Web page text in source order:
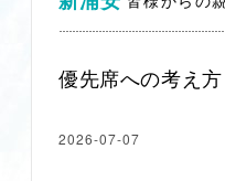
優先席への考え方
2026-07-07